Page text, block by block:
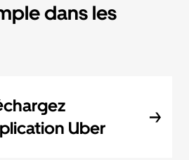
dans les
Uber